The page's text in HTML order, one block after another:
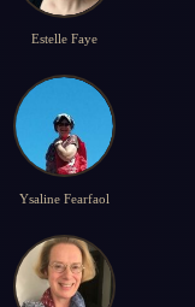
Estelle Faye
Ysaline Fearfaol